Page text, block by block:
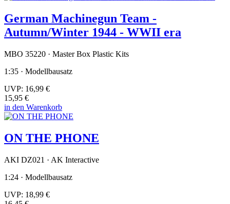
German Machinegun Team -
Autumn/Winter 1944 - WWII era
MBO 35220 · Master Box Plastic Kits
1:35 · Modellbausatz
UVP: 16,99 €
15,95 €
in den Warenkorb
ON THE PHONE
AKI DZ021 · AK Interactive
1:24 · Modellbausatz
UVP: 18,99 €